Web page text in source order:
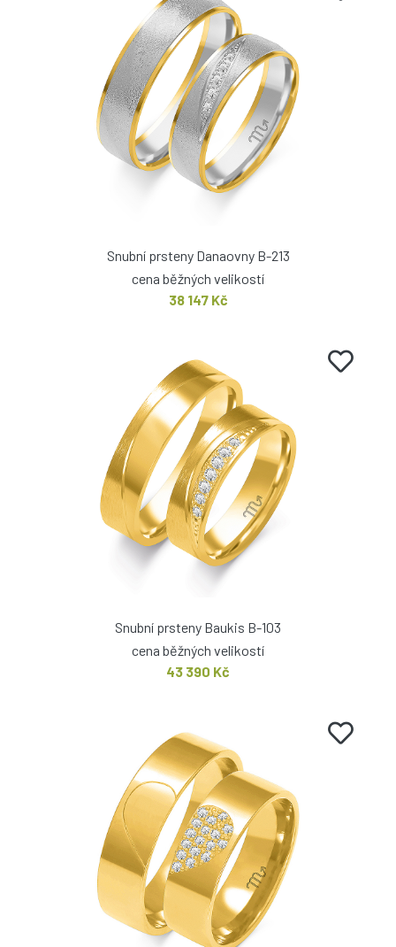
Snubní prsteny Danaovny B-213
cena běžných velikostí
38 147 Kč
Snubní prsteny Baukis B-103
cena běžných velikostí
43 390 Kč